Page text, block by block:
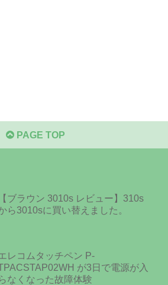
PAGE TOP
【ブラウン 3010s レビュー】310s
ら3010sに買い替えました。
レコムタッチペン P-
が3日で電源が入
らなくなった故障体験